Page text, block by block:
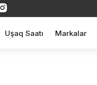
Uşaq Saatı Markalar